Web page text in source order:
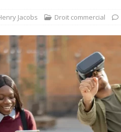
Jacobs Droit commercial